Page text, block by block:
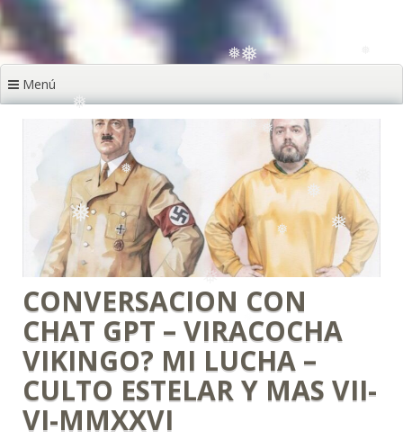
❅
❅
❅
❅
❅
❅
❅
❅
❅
Menú
CONVERSACION CON
CHAT GPT – VIRACOCHA
VIKINGO? MI LUCHA –
CULTO ESTELAR Y MAS VII-
VI-MMXXVI